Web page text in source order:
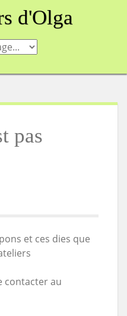
d'Olga
pas
et ces dies que
contacter au